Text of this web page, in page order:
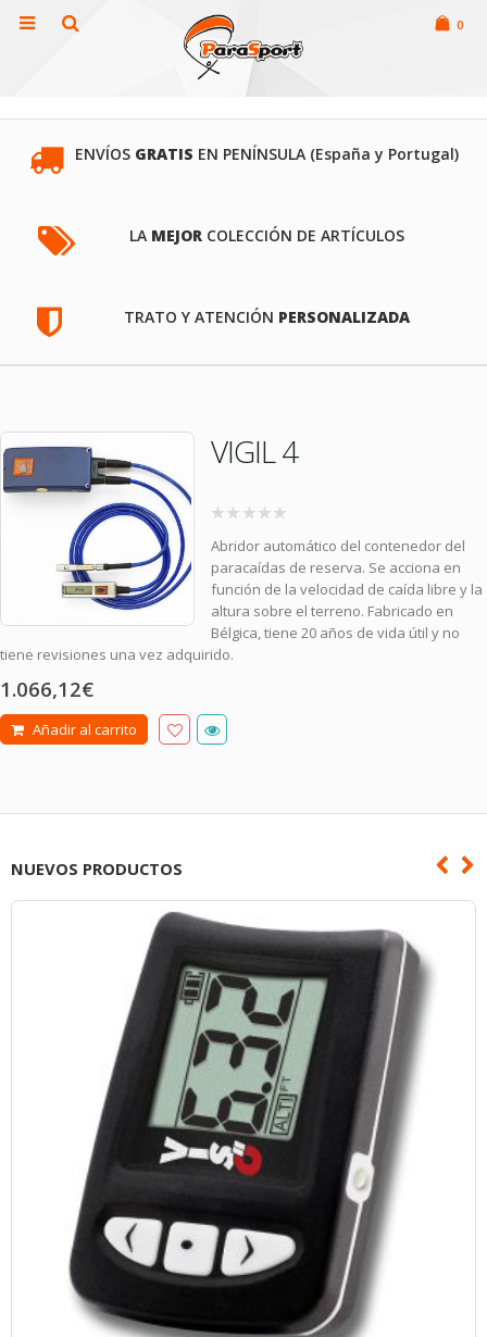
0
ENVÍOS GRATIS EN PENÍNSULA (España y Portugal)
LA MEJORCOLECCIÓN DE ARTÍCULOS
TRATO Y ATENCIÓN PERSONALIZADA
VIGIL 4
out
5
Abridor automático del contenedor del
paracaídas de reserva. Se acciona en
función de la velocidad de caída libre y la
altura sobre el terreno. Fabricado en
Bélgica, tiene 20 años de vida útil y no
tiene revisiones una vez adquirido.
1.066,12€
Añadir al carrito
NUEVOS PRODUCTOS
AGOTADO